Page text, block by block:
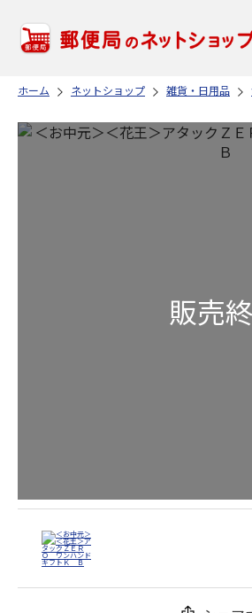
ホーム ネットショップ 雑貨・日用品